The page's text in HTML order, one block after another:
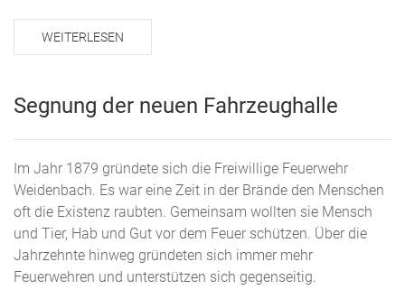
WEITERLESEN
Segnung der neuen Fahrzeughalle
Im Jahr 1879 gründete sich die Freiwillige Feuerwehr
Weidenbach. Es war eine Zeit in der Brände den Menschen
oft die Existenz raubten. Gemeinsam wollten sie Mensch
und Tier, Hab und Gut vor dem Feuer schützen. Über die
Jahrzehnte hinweg gründeten sich immer mehr
Feuerwehren und unterstützen sich gegenseitig.